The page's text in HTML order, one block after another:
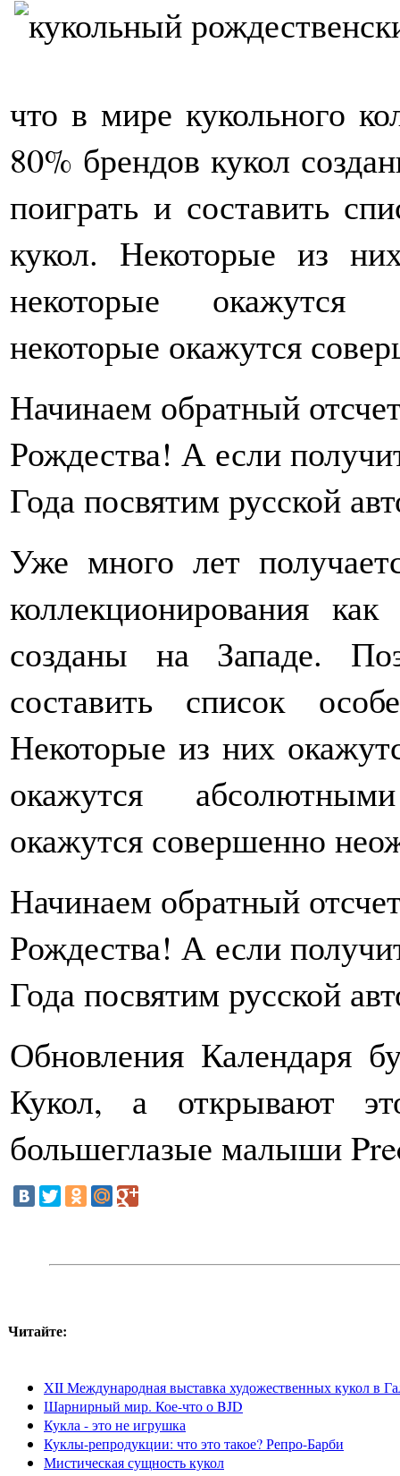
что в мире кукольного
80% брендов кукол
поиграть и составить
кукол. Некоторые из
некоторые окажутся
некоторые окажутся
Начинаем обратный
Рождества! А если
Года посвятим русской
Уже много лет
коллекционирования
созданы на Западе.
составить список
Некоторые из них
окажутся
окажутся совершенно
Начинаем обратный
Рождества! А если
Года посвятим русской
Обновления Календаря
Кукол, а открывают
большеглазые малыши
Читайте:
XII Международная выставка художественных кукол в
Шарнирный мир. Кое-что о BJD
Кукла - это не игрушка
Куклы-репродукции: что это такое? Репро-Барби
Мистическая сущность кукол